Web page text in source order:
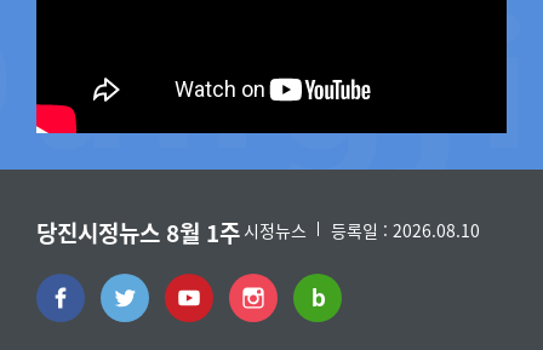
당진시정뉴스 8월 1주 시정뉴스 등록일 : 2026.08.10